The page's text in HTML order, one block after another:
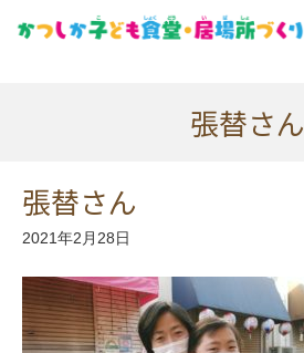
張替さん
張替さん
2021年2月28日